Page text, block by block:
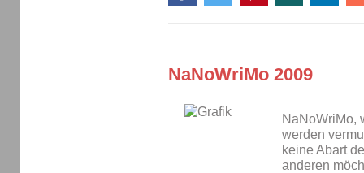
NaNoWriMo 2009
NaNoWriMo,
werden
keine Abart
anderen